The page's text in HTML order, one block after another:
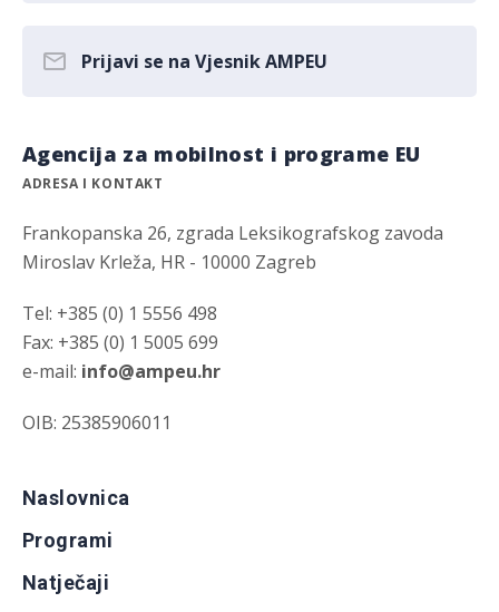
Prijavi se na Vjesnik AMPEU
Agencija za mobilnost i programe EU
ADRESA I KONTAKT
Frankopanska 26, zgrada Leksikografskog zavoda
Miroslav Krleža, HR - 10000 Zagreb
Tel: +385 (0) 1 5556 498
Fax: +385 (0) 1 5005 699
e-mail: info@ampeu.hr
OIB: 25385906011
Naslovnica
Programi
Natječaji